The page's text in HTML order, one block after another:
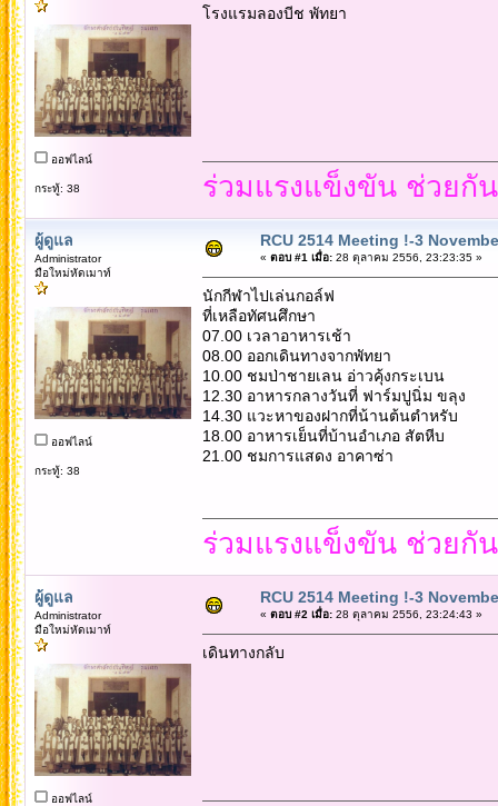
ออฟไลน์
กระทู้: 38
โรงแรมลองบีช พัทยา
ร่วมแรงแข็งขัน ช่วย
ผู้ดูแล
Administrator
มือใหม่หัดเมาท์
ออฟไลน์
กระทู้: 38
RCU 2514 Meeting !-3
« ตอบ #1 เมื่อ:28 ตุลาคม 2556, 23:23:35 »
นักกีฬาไปเล่นกอล์ฟ
ที่เหลือทัศนศึกษา
07.00 เวลาอาหารเช้า
08.00 ออกเดินทางจากพัทยา
10.00 ชมป่าชายเลน อ่าวคุ้งกระเบน
12.30 อาหารกลางวันที่ ฟาร์มปูนิ่ม ขลุง
14.30 แวะหาของฝากที่น้านต้นตำหรับ
18.00 อาหารเย็นที่บ้านอำเภอ สัตหีบ
21.00 ชมการแสดง อาคาซ่า
ร่วมแรงแข็งขัน ช่วย
ผู้ดูแล
Administrator
มือใหม่หัดเมาท์
ออฟไลน์
RCU 2514 Meeting !-3
« ตอบ #2 เมื่อ:28 ตุลาคม 2556, 23:24:43 »
เดินทางกลับ